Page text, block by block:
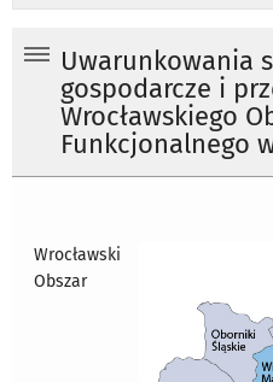
Uwarunkowania
gospodarcze i
Wrocławskiego
Funkcjonalnego
Wrocławski
Obszar